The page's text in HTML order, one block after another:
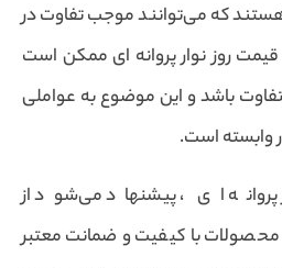
که می‌توانند موجب تفاوت در
روز نوار پروانه ای ممکن است
باشد و این موضوع به عواملی
وابسته است.
ای ، پیشنهاد می‌شود از
محصولات با کیفیت و ضمانت معتبر